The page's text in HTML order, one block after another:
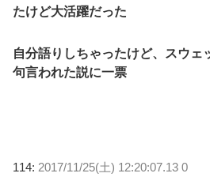
たけど大活躍だった
自分語りしちゃったけど、スウェ
句言われた説に一票
114: 2017/11/25(土) 12:20:07.13 0